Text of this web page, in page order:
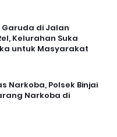
di Jalan
Kelurahan Suka
untuk Masyarakat
Narkoba, Polsek Binjai
Narkoba di